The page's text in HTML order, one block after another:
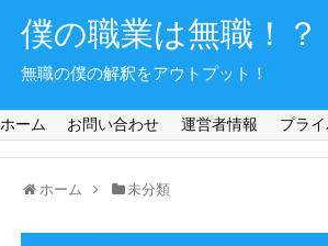
僕の職業は無職！？
無職の僕の解釈をアウトプット！
ホーム お問い合わせ 運営者情報 プラ
ホーム 未分類